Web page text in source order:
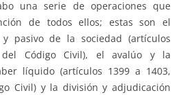
una serie de operaciones que
de todos ellos; estas son el
pasivo de la sociedad (artículos
Código Civil), el avalúo y la
líquido (artículos 1399 a 1403,
Civil) y la división y adjudicación